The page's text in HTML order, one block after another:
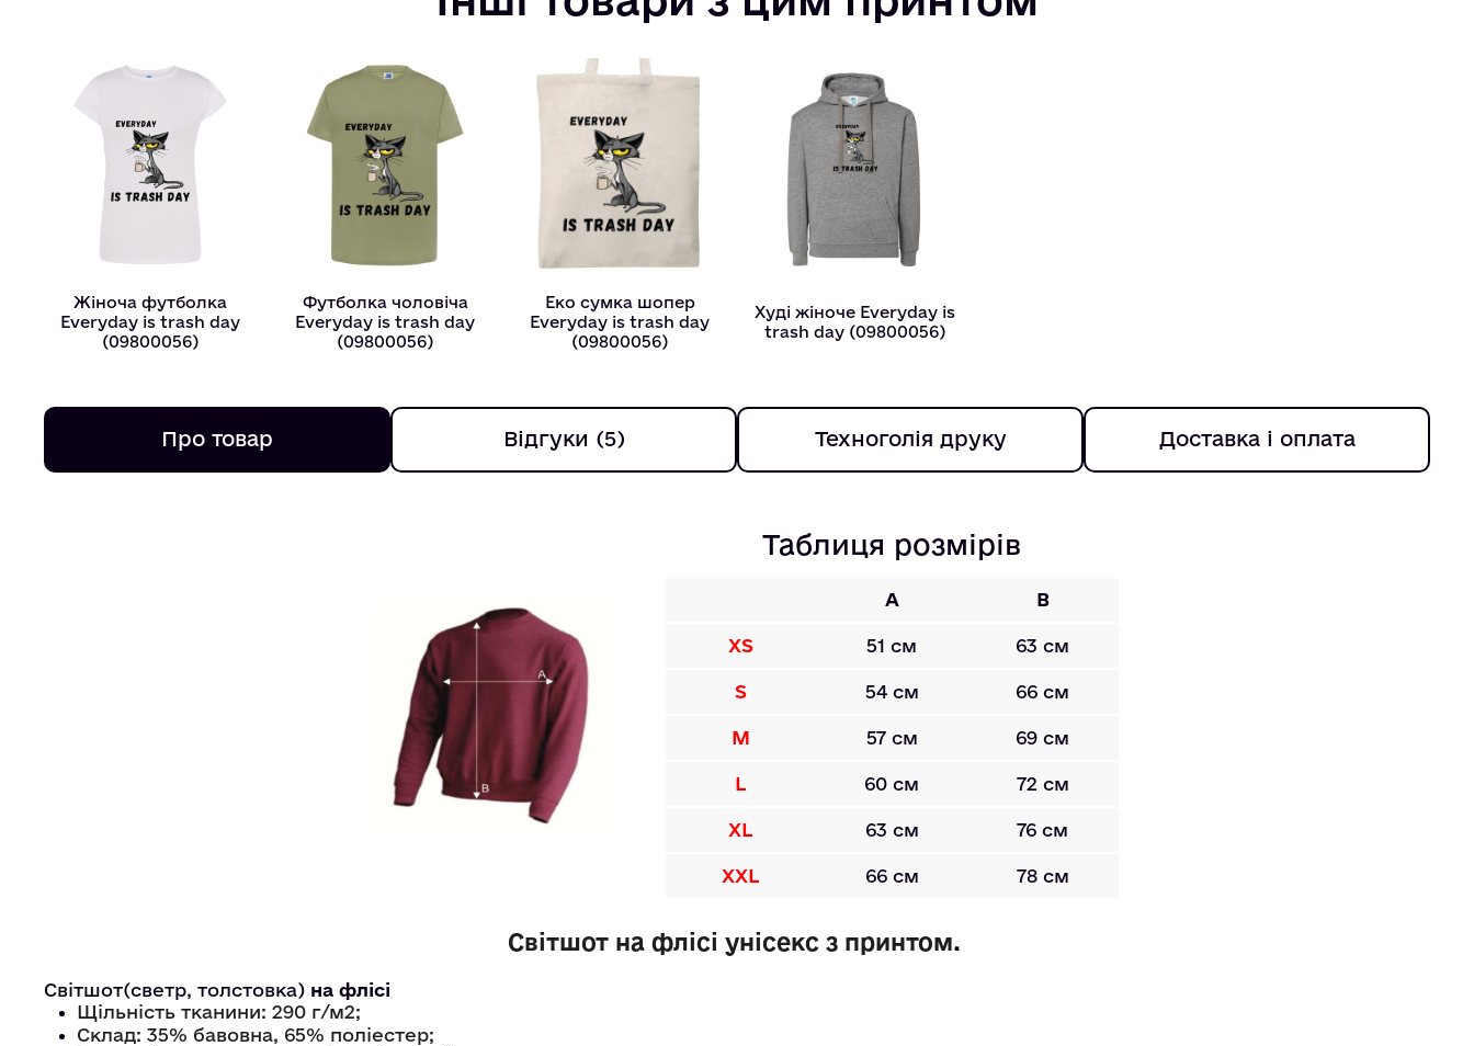
Жіноча футболка
Everyday is trash day
(09800056)
Футболка чоловіча
Everyday is trash day
(09800056)
Еко сумка шопер
Everyday is trash day
(09800056)
Худі жіноче Everyday is
trash day (09800056)
Про товар Відгуки (5) Техноголія друку Доставка і оплата
Таблиця розмірів
A B
XS 51 см 63 см
S 54 см 66 см
M 57 см 69 см
L 60 см 72 см
XL 63 см 76 см
XXL 66 см 78 см
Світшот на флісі унісекс з принтом.
Світшот(светр, толстовка) на флісі
Щільність тканини: 290 г/м2;
Склад: 35% бавовна, 65% поліестер;